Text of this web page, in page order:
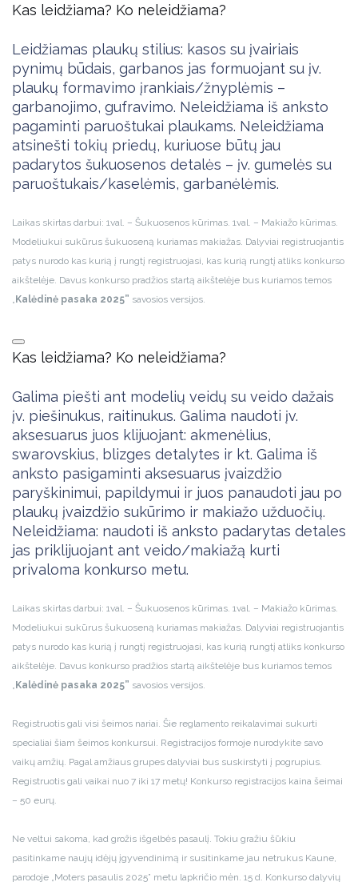
Kas leidžiama? Ko neleidžiama?
Leidžiamas plaukų stilius: kasos su įvairiais
pynimų būdais, garbanos jas formuojant su įv.
plaukų formavimo įrankiais/žnyplėmis –
garbanojimo, gufravimo. Neleidžiama iš anksto
pagaminti paruoštukai plaukams. Neleidžiama
atsinešti tokių priedų, kuriuose būtų jau
padarytos šukuosenos detalės – įv. gumelės su
paruoštukais/kaselėmis, garbanėlėmis.
Laikas skirtas darbui: 1val. – Šukuosenos kūrimas. 1val. – Makiažo kūrimas.
Modeliukui sukūrus šukuoseną kuriamas makiažas. Dalyviai registruojantis
patys nurodo kas kurią į rungtį registruojasi, kas kurią rungtį atliks konkurso
aikštelėje. Davus konkurso pradžios startą aikštelėje bus kuriamos temos
„Kalėdinė pasaka 2025” savosios versijos.
Kas leidžiama? Ko neleidžiama?
Galima piešti ant modelių veidų su veido dažais
įv. piešinukus, raitinukus. Galima naudoti įv.
aksesuarus juos klijuojant: akmenėlius,
swarovskius, blizges detalytes ir kt. Galima iš
anksto pasigaminti aksesuarus įvaizdžio
paryškinimui, papildymui ir juos panaudoti jau po
plaukų įvaizdžio sukūrimo ir makiažo užduočių.
Neleidžiama: naudoti iš anksto padarytas detales
jas priklijuojant ant veido/makiažą kurti
privaloma konkurso metu.
Laikas skirtas darbui: 1val. – Šukuosenos kūrimas. 1val. – Makiažo kūrimas.
Modeliukui sukūrus šukuoseną kuriamas makiažas. Dalyviai registruojantis
patys nurodo kas kurią į rungtį registruojasi, kas kurią rungtį atliks konkurso
aikštelėje. Davus konkurso pradžios startą aikštelėje bus kuriamos temos
„Kalėdinė pasaka 2025” savosios versijos.
Registruotis gali visi šeimos nariai. Šie reglamento reikalavimai sukurti
specialiai šiam šeimos konkursui. Registracijos formoje nurodykite savo
vaikų amžių. Pagal amžiaus grupes dalyviai bus suskirstyti į pogrupius.
Registruotis gali vaikai nuo 7 iki 17 metų! Konkurso registracijos kaina šeimai
– 50 eurų.
Ne veltui sakoma, kad grožis išgelbės pasaulį. Tokiu gražiu šūkiu
pasitinkame naujų idėjų įgyvendinimą ir susitinkame jau netrukus Kaune,
parodoje „Moters pasaulis 2025” metu lapkričio mėn. 15 d. Konkurso dalyvių